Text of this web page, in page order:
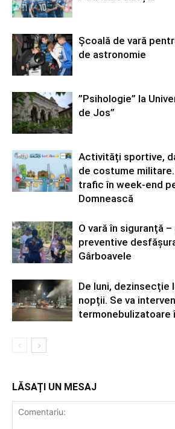
Școală de vară
de astronomie
”Psihologie” la
de Jos”
Activități sportive,
de costume
trafic în week-end
Domnească
O vară în siguranță
preventive
Gârboavele
De luni, dezinsecție
nopții. Se va
LĂSAȚI UN MESAJ